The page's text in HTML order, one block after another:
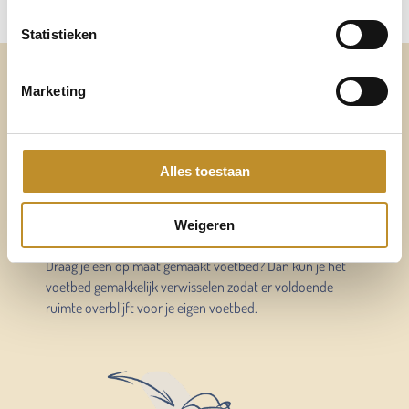
Statistieken
Marketing
Alles toestaan
Weigeren
Altijd voldoende ruimte
voor mijn eigen voetbed
Al onze schoenen en sandalen hebben een verwisselbaar
ergonomisch gevormd voetbed.
Draag je een op maat gemaakt voetbed? Dan kun je het
voetbed gemakkelijk verwisselen zodat er voldoende
ruimte overblijft voor je eigen voetbed.